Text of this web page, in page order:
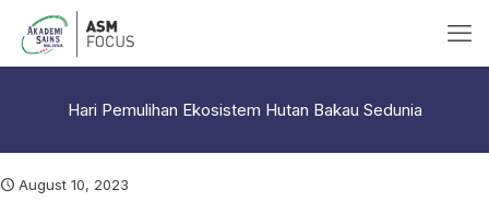
Hari Pemulihan Ekosistem Hutan Bakau Sedunia
August 10, 2023